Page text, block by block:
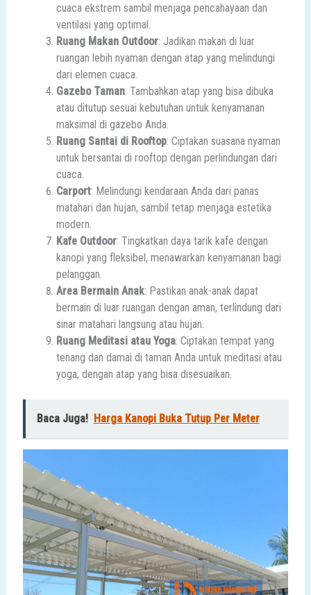
cuaca ekstrem sambil menjaga pencahayaan dan
ventilasi yang optimal.
Ruang Makan Outdoor: Jadikan makan di luar
ruangan lebih nyaman dengan atap yang melindungi
dari elemen cuaca.
Gazebo Taman: Tambahkan atap yang bisa dibuka
atau ditutup sesuai kebutuhan untuk kenyamanan
maksimal di gazebo Anda.
Ruang Santai di Rooftop: Ciptakan suasana nyaman
untuk bersantai di rooftop dengan perlindungan dari
cuaca.
Carport: Melindungi kendaraan Anda dari panas
matahari dan hujan, sambil tetap menjaga estetika
modern.
Kafe Outdoor: Tingkatkan daya tarik kafe dengan
kanopi yang fleksibel, menawarkan kenyamanan bagi
pelanggan.
Area Bermain Anak: Pastikan anak-anak dapat
bermain di luar ruangan dengan aman, terlindung dari
sinar matahari langsung atau hujan.
Ruang Meditasi atau Yoga: Ciptakan tempat yang
tenang dan damai di taman Anda untuk meditasi atau
yoga, dengan atap yang bisa disesuaikan.
Baca Juga! Harga Kanopi Buka Tutup Per Meter